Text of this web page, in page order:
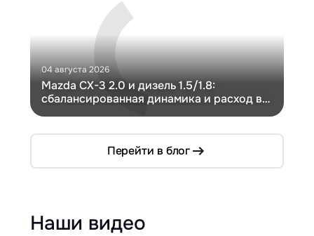
04 августа 2026
Mazda CX-3 2.0 и дизель 1.5/1.8:
сбалансированная динамика и расход в
Перейти в блог
Наши видео